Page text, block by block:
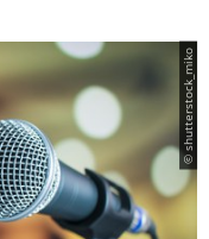
© shutterstock_miko